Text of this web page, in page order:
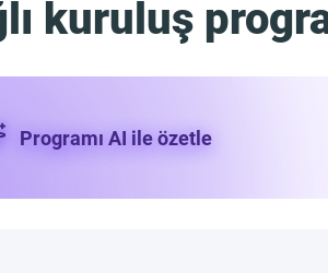
kuruluş
Programı AI ile özetle